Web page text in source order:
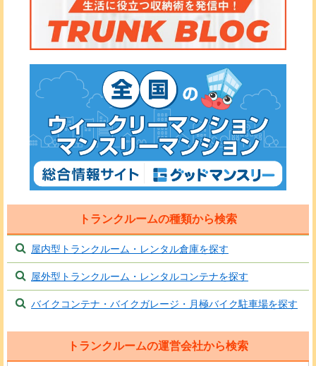
トランクルームの種類から検索
屋内型トランクルーム・レンタル倉庫を探す
屋外型トランクルーム・レンタルコンテナを探す
バイクコンテナ・バイクガレージ・月極バイク駐車場を探す
トランクルームの運営会社から検索